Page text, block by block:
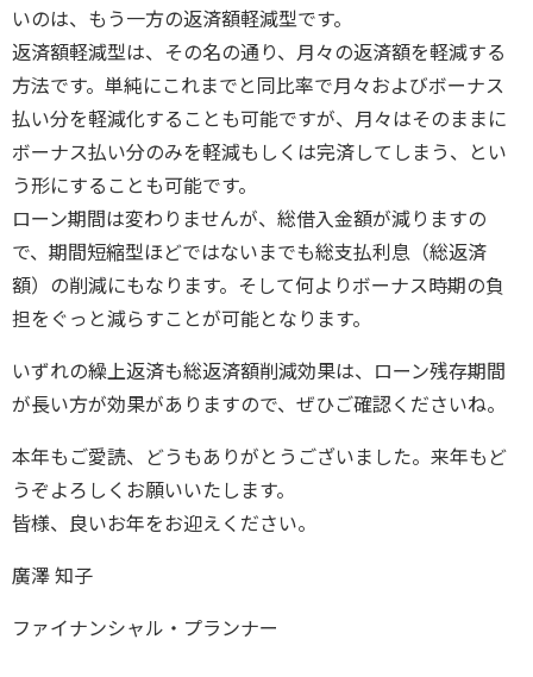
いのは、もう一方の返済額軽減型です。
返済額軽減型は、その名の通り、月々の返済額を軽減する
方法です。単純にこれまでと同比率で月々およびボーナス
払い分を軽減化することも可能ですが、月々はそのままに
ボーナス払い分のみを軽減もしくは完済してしまう、とい
う形にすることも可能です。
ローン期間は変わりませんが、総借入金額が減りますの
で、期間短縮型ほどではないまでも総支払利息（総返済
額）の削減にもなります。そして何よりボーナス時期の負
担をぐっと減らすことが可能となります。
いずれの繰上返済も総返済額削減効果は、ローン残存期間
が長い方が効果がありますので、ぜひご確認くださいね。
本年もご愛読、どうもありがとうございました。来年もど
うぞよろしくお願いいたします。
皆様、良いお年をお迎えください。
廣澤 知子
ファイナンシャル・プランナー